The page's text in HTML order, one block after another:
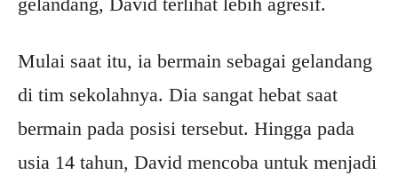
Mulai saat itu, ia bermain sebagai gelandang
di tim sekolahnya. Dia sangat hebat saat
bermain pada posisi tersebut. Hingga pada
usia 14 tahun, David mencoba untuk menjadi